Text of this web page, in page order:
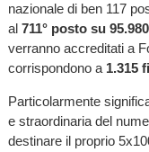
nazionale di ben 117
al 711° posto su
verranno accreditati a
corrispondono a 1.315
Particolarmente
e straordinaria del
destinare il proprio